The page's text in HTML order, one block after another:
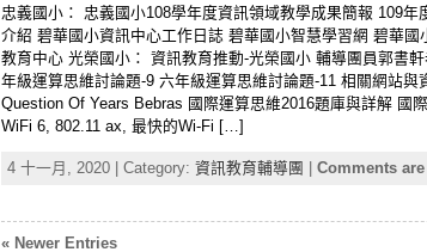
忠義國小： 忠義國小108學年度資訊領域教學成果簡報 109
介紹 碧華國小資訊中心工作日誌 碧華國小智慧學習網 碧華
教育中心 光榮國小： 資訊教育推動-光榮國小 輔導團員郭書
年級運算思維討論題-9 六年級運算思維討論題-11 相關網站
Question Of Years Bebras 國際運算思維2016題庫與詳解 國
WiFi 6, 802.11 ax, 最快的Wi-Fi […]
4 十一月, 2020 | Category: 資訊教育輔導團 | Comments
« Newer Entries